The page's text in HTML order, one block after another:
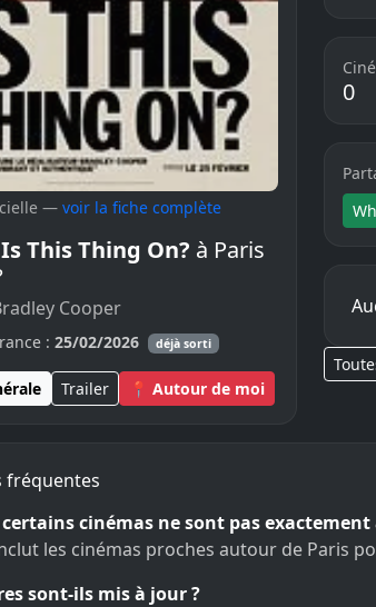
— voir la fiche complète
Is This Thing On? à Paris
Cooper
: 25/02/2026 déjà sorti
Trailer 📍 Autour de moi
0
fréquentes
cinémas ne sont pas exactement
les cinémas proches autour de Paris
sont-ils mis à jour ?